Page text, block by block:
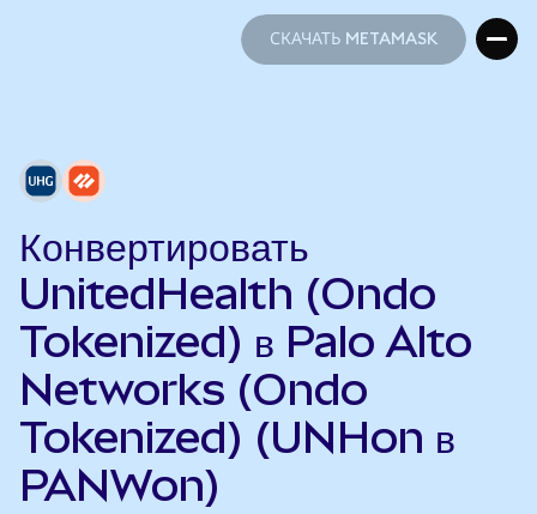
СКАЧАТЬ METAMASK
Конвертировать
UnitedHealth (Ondo
Tokenized) в Palo Alto
Networks (Ondo
Tokenized) (UNHon в
PANWon)